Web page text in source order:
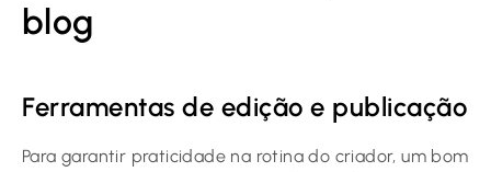
blog
Ferramentas de edição e publicação
Para garantir praticidade na rotina do criador, um bom